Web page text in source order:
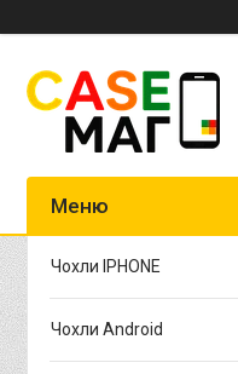
Чохли IPHONE
Чохли Android